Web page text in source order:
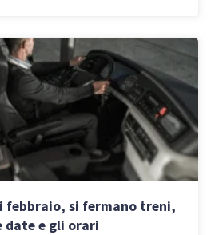
febbraio, si fermano treni,
date e gli orari